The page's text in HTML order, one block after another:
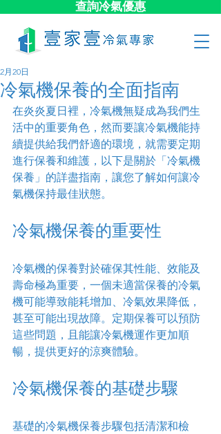
查詢冷氣優惠
冷氣機保養的全面指南
2月20日
在炎炎夏日裡，冷氣機無疑成為我們生
活中的重要角色，然而要讓冷氣機能持
續提供給我們舒適的環境，就需要定期
進行保養和維護，以下是關於「冷氣機
保養」的詳盡指南，讓您了解如何讓冷
氣機保持最佳狀態。
冷氣機保養的重要性
冷氣機的保養對於確保其性能、效能及
壽命極為重要，一個未適當保養的冷氣
機可能導致能耗增加、冷氣效果降低，
甚至可能出現故障。定期保養可以預防
這些問題，且能讓冷氣機運作更加順
暢，提供更好的涼爽體驗。
冷氣機保養的基礎步驟
基礎的冷氣機保養步驟包括清潔和檢